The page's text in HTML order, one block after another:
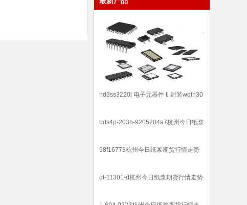
hd3ss3220i 电子元器件 ti 封装wqfn30
bds4p-203h-9205204a7杭州今日纸浆
98f16773杭州今日纸浆期货行情走势
qt-11301-d杭州今日纸浆期货行情走势